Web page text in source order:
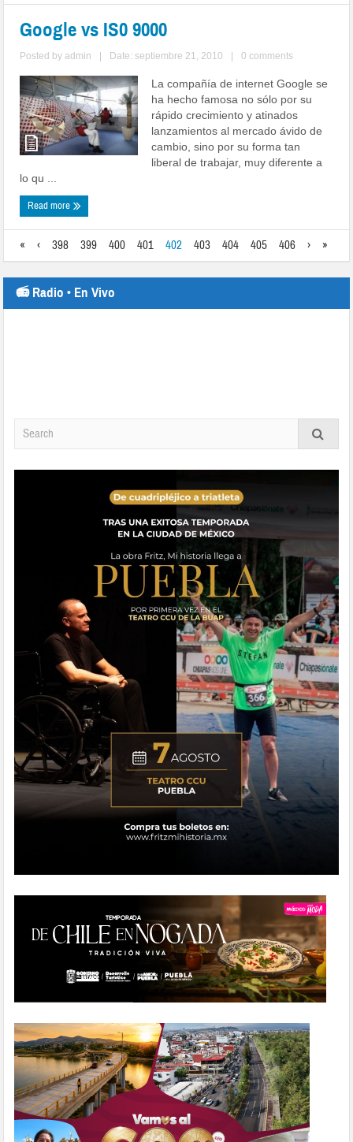
Google vs IS0 9000
Posted byadmin Date: septiembre 21, 2010 0 comments
La compañía de internet Google se
ha hecho famosa no sólo por su
rápido crecimiento y atinados
lanzamientos al mercado ávido de
cambio, sino por su forma tan
liberal de trabajar, muy diferente a
lo qu ...
Read more
« ‹ 398 399 400 401 402 403 404 405 406 › »
📻 Radio • En Vivo